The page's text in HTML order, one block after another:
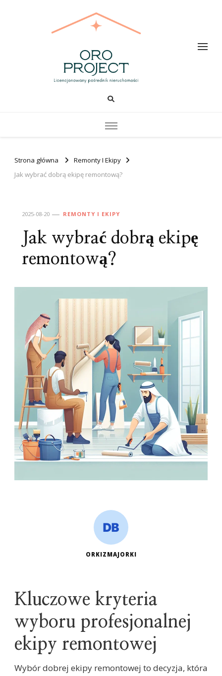
Oro PROJECT
Strona główna
Remonty I Ekipy
Jak wybrać dobrą ekipę remontową?
2025-08-20 REMONTY I EKIPY
Jak wybrać dobrą ekipę
remontową?
ORKIZMAJORKI
Kluczowe kryteria
wyboru profesjonalnej
ekipy remontowej
Wybór dobrej ekipy remontowej to decyzja, która